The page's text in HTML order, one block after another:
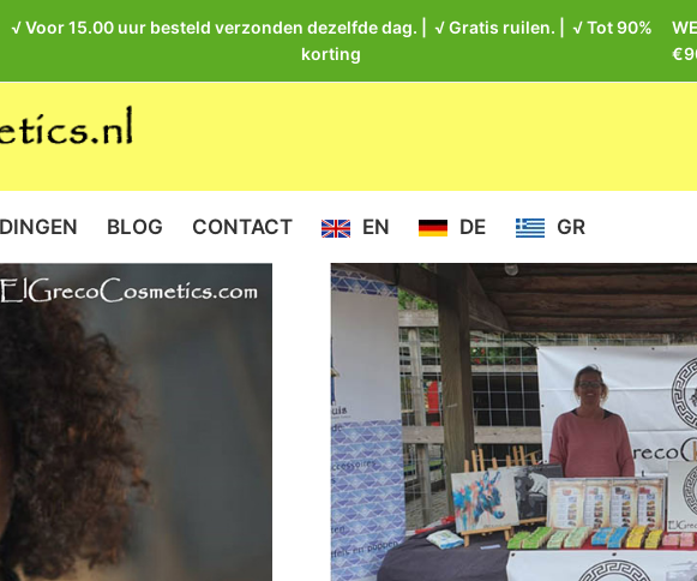
√ Voor 15.00 uur besteld verzonden dezelfde dag. | √ Gratis ruilen. | √ Tot 90%
korting
BLOG CONTACT EN DE GR